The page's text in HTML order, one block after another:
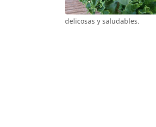
delicosas y saludables.